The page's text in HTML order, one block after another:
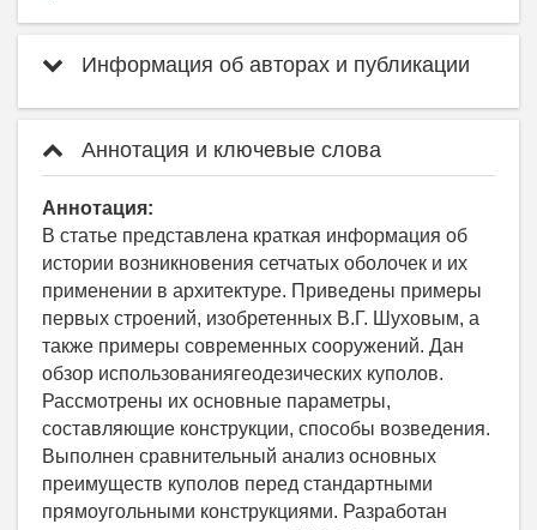
Информация об авторах и публикации
Аннотация и ключевые слова
Аннотация:
В статье представлена краткая информация об
истории возникновения сетчатых оболочек и их
применении в архитектуре. Приведены примеры
первых строений, изобретенных В.Г. Шуховым, а
также примеры современных сооружений. Дан
обзор использованиягеодезических куполов.
Рассмотрены их основные параметры,
составляющие конструкции, способы возведения.
Выполнен сравнительный анализ основных
преимуществ куполов перед стандартными
прямоугольными конструкциями. Разработан